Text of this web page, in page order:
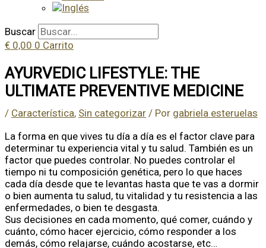
Buscar
€ 0,00 0 Carrito
AYURVEDIC LIFESTYLE: THE
ULTIMATE PREVENTIVE MEDICINE
/ Característica, Sin categorizar / Por gabriela esteruelas
La forma en que vives tu día a día es el factor clave para
determinar tu experiencia vital y tu salud. También es un
factor que puedes controlar. No puedes controlar el
tiempo ni tu composición genética, pero lo que haces
cada día desde que te levantas hasta que te vas a dormir
o bien aumenta tu salud, tu vitalidad y tu resistencia a las
enfermedades, o bien te desgasta.
Sus decisiones en cada momento, qué comer, cuándo y
cuánto, cómo hacer ejercicio, cómo responder a los
demás, cómo relajarse, cuándo acostarse, etc…